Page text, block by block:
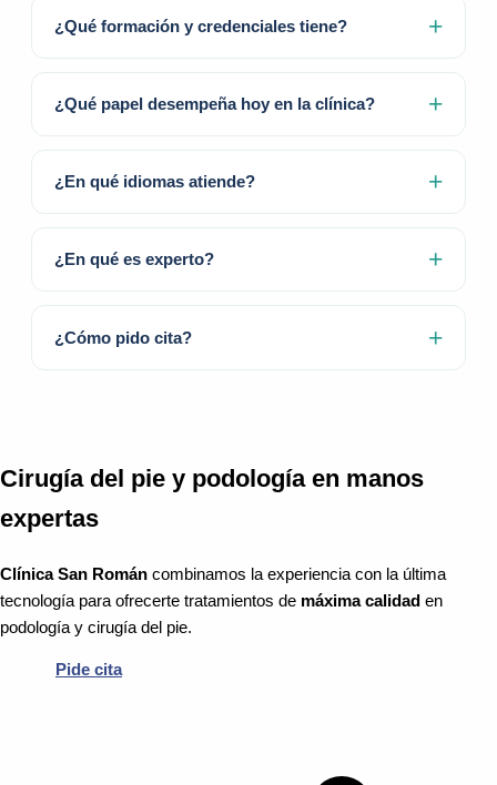
¿Qué formación y credenciales tiene?
¿Qué papel desempeña hoy en la clínica?
¿En qué idiomas atiende?
¿En qué es experto?
¿Cómo pido cita?
Cirugía del pie y podología en manos
expertas
Clínica San Román combinamos la experiencia con la última
tecnología para ofrecerte tratamientos de máxima calidad en
podología y cirugía del pie.
Pide cita